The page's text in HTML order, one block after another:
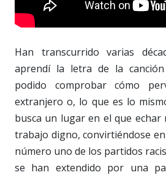
Han transcurrido varias
aprendí la letra de la
podido comprobar cómo
extranjero o, lo que es lo
busca un lugar en el que
trabajo digno, convirtiéndose
número uno de los partidos
se han extendido por una